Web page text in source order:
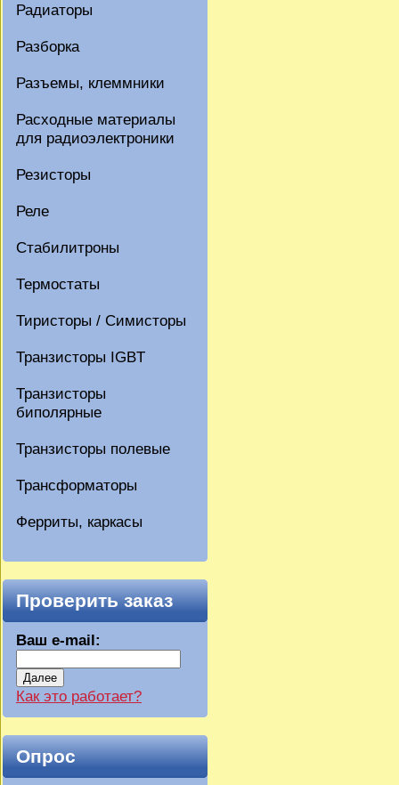
Радиаторы
Разборка
Разъемы, клеммники
Расходные материалы
для радиоэлектроники
Резисторы
Реле
Стабилитроны
Термостаты
Тиристоры / Симисторы
Транзисторы IGBT
Транзисторы
биполярные
Транзисторы полевые
Трансформаторы
Ферриты, каркасы
Проверить заказ
Ваш e-mail:
Далее
Как это работает?
Опрос